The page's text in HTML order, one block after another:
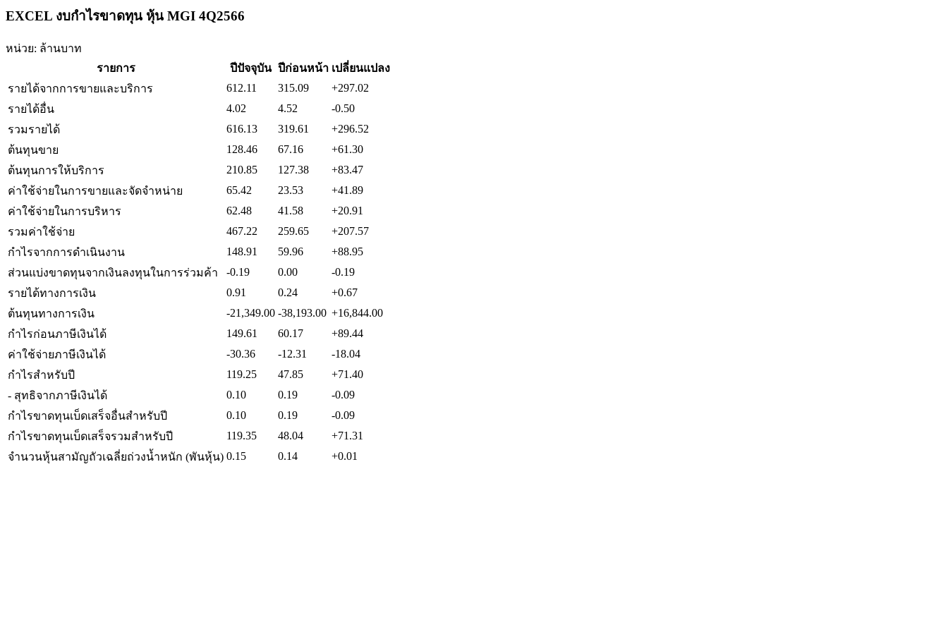
EXCEL งบกำไรขาดทุน หุ้น MGI 4Q2566
หน่วย: ล้านบาท
รายการ
ปีปัจจุบัน ปีก่อนหน้า เปลี่ยนแปลง
รายได้จากการขายและบริการ
612.11 315.09
+297.02
รายได้อื่น
4.02 4.52
-0.50
รวมรายได้
616.13 319.61
+296.52
ต้นทุนขาย
128.46 67.16
+61.30
ต้นทุนการให้บริการ
210.85 127.38
+83.47
ค่าใช้จ่ายในการขายและจัดจำหน่าย
65.42 23.53
+41.89
ค่าใช้จ่ายในการบริหาร
62.48 41.58
+20.91
รวมค่าใช้จ่าย
467.22 259.65
+207.57
กำไรจากการดำเนินงาน
148.91 59.96
+88.95
ส่วนแบ่งขาดทุนจากเงินลงทุนในการร่วมค้า
-0.19 0.00
-0.19
รายได้ทางการเงิน
0.91 0.24
+0.67
ต้นทุนทางการเงิน
-21,349.00 -38,193.00 +16,844.00
กำไรก่อนภาษีเงินได้
149.61 60.17
+89.44
ค่าใช้จ่ายภาษีเงินได้
-30.36 -12.31
-18.04
กำไรสำหรับปี
119.25 47.85
+71.40
- สุทธิจากภาษีเงินได้
0.10 0.19
-0.09
กำไรขาดทุนเบ็ดเสร็จอื่นสำหรับปี
0.10 0.19
-0.09
กำไรขาดทุนเบ็ดเสร็จรวมสำหรับปี
119.35 48.04
+71.31
จำนวนหุ้นสามัญถัวเฉลี่ยถ่วงน้ำหนัก (พันหุ้น) 0.15 0.14 +0.01